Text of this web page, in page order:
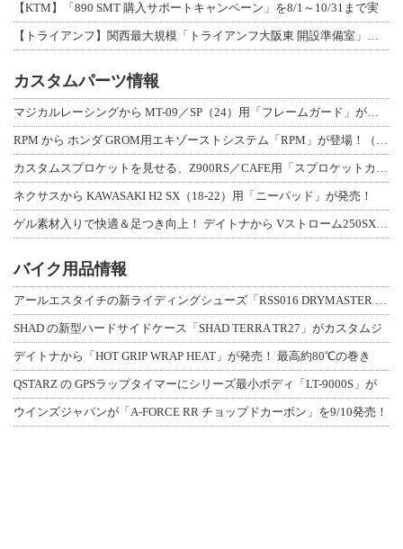
【KTM】「890 SMT 購入サポートキャンペーン」を8/1～10/31まで実
【トライアンフ】関西最大規模「トライアンフ大阪東 開設準備室」がオープン！ 限定
カスタムパーツ情報
マジカルレーシングから MT-09／SP（24）用「フレームガード」が登場！
RPM から ホンダ GROM用エキゾーストシステム「RPM」が登場！（動画あり
カスタムスプロケットを見せる、Z900RS／CAFE用「スプロケットカバーフルキ
ネクサスから KAWASAKI H2 SX（18-22）用「ニーパッド」が発売！
ゲル素材入りで快適＆足つき向上！ デイトナから Vストローム250SX用「快適ロ
バイク用品情報
アールエスタイチの新ライディングシューズ「RSS016 DRYMASTER スト
SHAD の新型ハードサイドケース「SHAD TERRA TR27」がカスタムジ
デイトナから「HOT GRIP WRAP HEAT」が発売！ 最高約80℃の巻き
QSTARZ の GPSラップタイマーにシリーズ最小ボディ「LT-9000S」が
ウインズジャパンが「A-FORCE RR チョップドカーボン」を9/10発売！